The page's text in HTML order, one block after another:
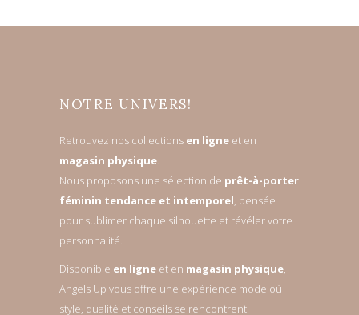
NOTRE UNIVERS!
Retrouvez nos collections en ligne et en
magasin physique
Nous proposons une sélection de prêt-à-porter
féminin tendance et intemporel , pensée
pour sublimer chaque silhouette et révéler votre
personnalité.
Disponible en ligne et en magasin physique
Angels Up vous offre une expérience mode où
style, qualité et conseils se rencontrent.